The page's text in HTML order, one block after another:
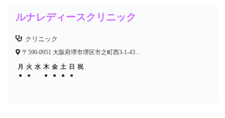
ルナレディースクリニック
クリニック
〒590-0951 大阪府堺市堺区市之町西3-1-43 T&Nビル2F
月 火 水 木 金 土 日 祝
●
● ● ● ● ●
● ● ● ●